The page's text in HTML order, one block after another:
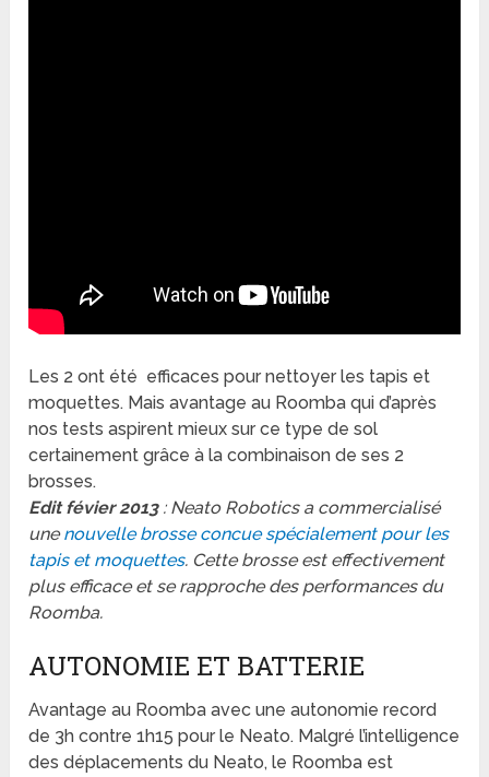
Les 2 ont été efficaces pour nettoyer les tapis et
moquettes. Mais avantage au Roomba qui d’après
nos tests aspirent mieux sur ce type de sol
certainement grâce à la combinaison de ses 2
brosses.
Edit févier 2013: Neato Robotics a commercialisé
unenouvelle brosse concue spécialement pour les
tapis et moquettes. Cette brosse est effectivement
plus efficace et se rapproche des performances du
Roomba.
AUTONOMIE ET BATTERIE
Avantage au Roomba avec une autonomie record
de 3h contre 1h15 pour le Neato. Malgré l’intelligence
des déplacements du Neato, le Roomba est